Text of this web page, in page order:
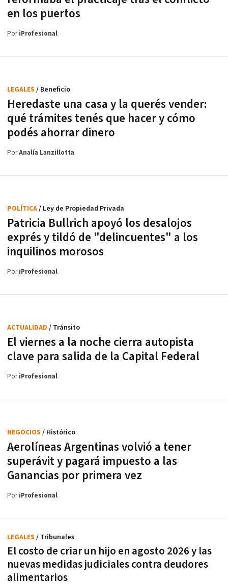
en los puertos
PoriProfesional
Heredaste una casa y la querés vender:
qué trámites tenés que hacer y cómo
podés ahorrar dinero
LEGALES / Beneficio
PorAnalía Lanzillotta
Patricia Bullrich apoyó los desalojos
exprés y tildó de "delincuentes" a los
inquilinos morosos
POLÍTICA/ Ley de Propiedad Privada
PoriProfesional
El viernes a la noche cierra autopista
clave para salida de la Capital Federal
ACTUALIDAD / Tránsito
PoriProfesional
Aerolíneas Argentinas volvió a tener
superávit y pagará impuesto a las
Ganancias por primera vez
NEGOCIOS / Histórico
PoriProfesional
El costo de criar un hijo en agosto 2026 y las
nuevas medidas judiciales contra deudores
alimentarios
LEGALES / Tribunales